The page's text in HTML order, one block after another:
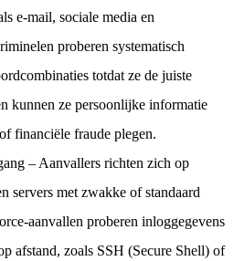
e-mail, sociale media en
proberen systematisch
totdat ze de juiste
kunnen ze persoonlijke informatie
financiële fraude plegen.
– Aanvallers richten zich op
servers met zwakke of standaard
aanvallen proberen inloggegevens
afstand, zoals SSH (Secure Shell) of